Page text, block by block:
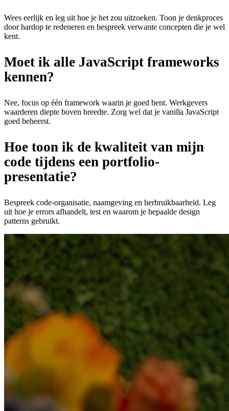
Wees eerlijk en leg uit hoe je het zou uitzoeken. Toon je denkproces
door hardop te redeneren en bespreek verwante concepten die je wel
kent.
Moet ik alle JavaScript frameworks
kennen?
Nee, focus op één framework waarin je goed bent. Werkgevers
waarderen diepte boven breedte. Zorg wel dat je vanilla JavaScript
goed beheerst.
Hoe toon ik de kwaliteit van mijn
code tijdens een portfolio-
presentatie?
Bespreek code-organisatie, naamgeving en herbruikbaarheid. Leg
uit hoe je errors afhandelt, test en waarom je bepaalde design
patterns gebruikt.